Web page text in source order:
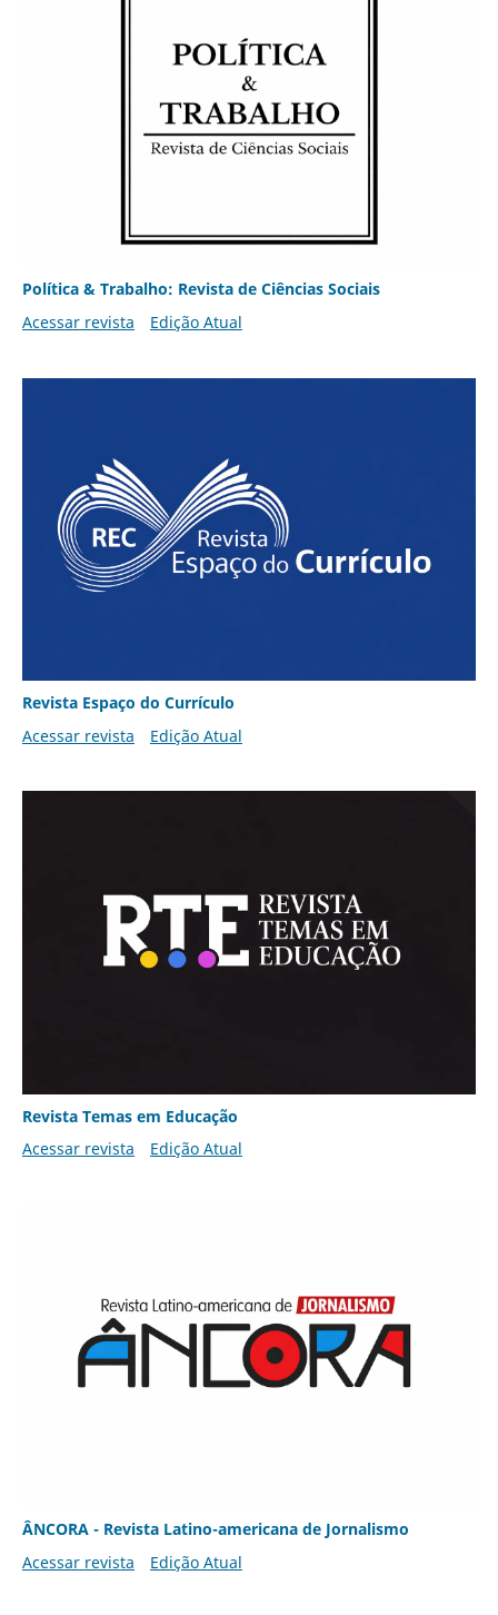
Política & Trabalho: Revista de Ciências Sociais
Acessar revista
Edição Atual
Revista Espaço do Currículo
Acessar revista
Edição Atual
Revista Temas em Educação
Acessar revista
Edição Atual
ÂNCORA - Revista Latino-americana de Jornalismo
Acessar revista
Edição Atual